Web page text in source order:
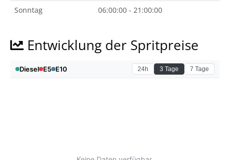
Sonntag
06:00:00 - 21:00:00
Entwicklung der Spritpreise